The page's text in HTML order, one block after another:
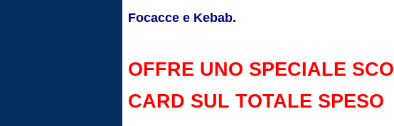
Focacce e Kebab.
OFFRE UNO SPECIALE
CARD SUL TOTALE SPESO